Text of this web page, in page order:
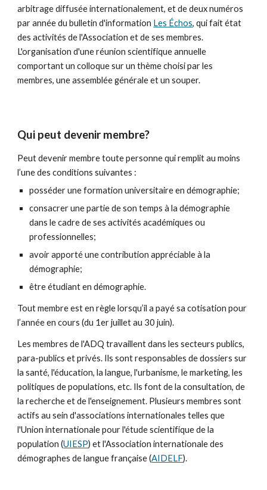
arbitrage diffusée internationalement, et de deux numéros
par année du bulletin d'information Les Échos, qui fait état
des activités de l'Association et de ses membres.
L'organisation d'une réunion scientifique annuelle
comportant un colloque sur un thème choisi par les
membres, une assemblée générale et un souper.
Qui peut devenir membre?
Peut devenir membre toute personne qui remplit au moins
l’une des conditions suivantes :
posséder une formation universitaire en démographie;
consacrer une partie de son temps à la démographie
dans le cadre de ses activités académiques ou
professionnelles;
avoir apporté une contribution appréciable à la
démographie;
être étudiant en démographie.
Tout membre est en règle lorsqu’il a payé sa cotisation pour
l’année en cours (du 1er juillet au 30 juin).
Les membres de l'ADQ travaillent dans les secteurs publics,
para-publics et privés. Ils sont responsables de dossiers sur
la santé, l'éducation, la langue, l'urbanisme, le marketing, les
politiques de populations, etc. Ils font de la consultation, de
la recherche et de l'enseignement. Plusieurs membres sont
actifs au sein d'associations internationales telles que
l'Union internationale pour l'étude scientifique de la
population (UIESP) et l'Association internationale des
démographes de langue française (AIDELF).